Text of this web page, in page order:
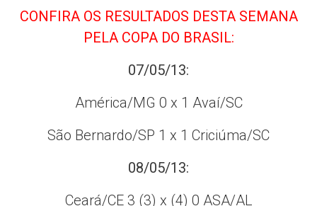
CONFIRA OS RESULTADOS DESTA SEMANA
PELA COPA DO BRASIL:
07/05/13:
América/MG 0 x 1 Avaí/SC
São Bernardo/SP 1 x 1 Criciúma/SC
08/05/13:
Ceará/CE 3 (3) x (4) 0 ASA/AL